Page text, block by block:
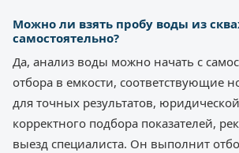
Можно ли взять пробу воды из
самостоятельно?
Да, анализ воды можно начать с
отбора в емкости, соответствующие
для точных результатов,
корректного подбора показателей,
выезд специалиста. Он выполнит